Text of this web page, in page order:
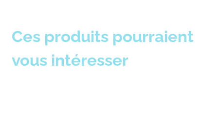
Ces produits pourraient
vous intéresser